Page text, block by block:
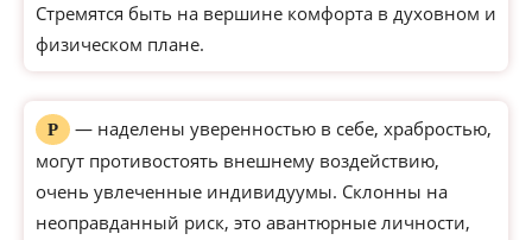
Стремятся быть на вершине комфорта в духовном и
физическом плане.
Р
— наделены уверенностью в себе, храбростью,
могут противостоять внешнему воздействию,
очень увлеченные индивидуумы. Склонны на
неоправданный риск, это авантюрные личности,